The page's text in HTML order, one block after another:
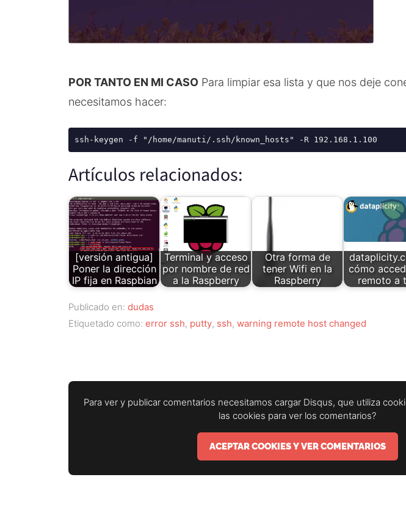
POR TANTO EN MI CASO Para limpiar esa lista y que nos deje
necesitamos hacer:
ssh-keygen -f "/home/manuti/.ssh/known_hosts" -R 192.168.1.100
Artículos relacionados:
[versión antigua]
Poner la dirección
IP fija en Raspbian
Terminal y acceso
por nombre de red
a la Raspberry
Otra forma de
tener Wifi en la
Raspberry
cómo
remoto a
Publicado en: dudas
Etiquetado como: error ssh, putty, ssh, warning remote host changed
Para ver y publicar comentarios necesitamos cargar Disqus, que utiliza
las cookies para ver los comentarios?
ACEPTAR COOKIES Y VER COMENTARIOS